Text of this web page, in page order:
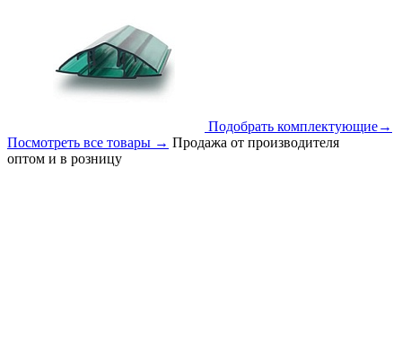
Подобрать комплектующие→
Посмотреть все товары → Продажа от производителя
оптом и в розницу